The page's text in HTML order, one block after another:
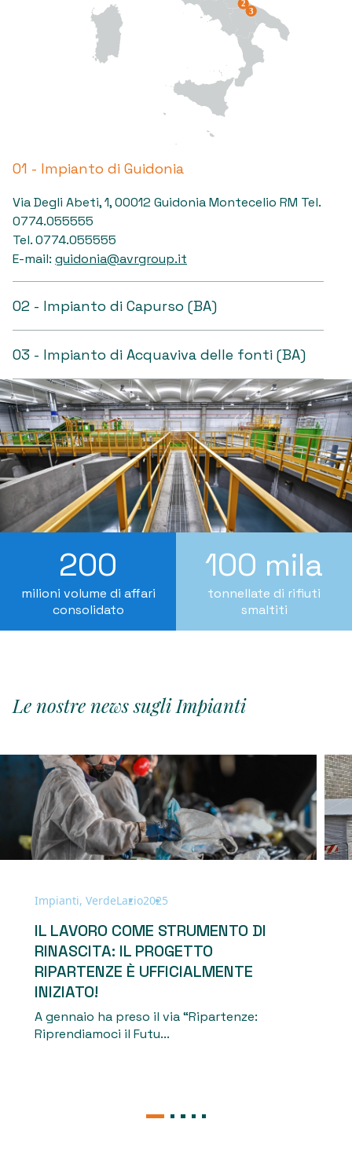
01 - Impianto di Guidonia
Via Degli Abeti, 1, 00012 Guidonia Montecelio RM Tel.
0774.055555
Tel. 0774.055555
E-mail: guidonia@avrgroup.it
02 - Impianto di Capurso (BA)
03 - Impianto di Acquaviva delle fonti (BA)
200
milioni volume di affari
consolidato
100 mila
tonnellate di rifiuti
smaltiti
Le nostre news sugli Impianti
Impianti, VerdeLazio2025
IL LAVORO COME STRUMENTO DI
RINASCITA: IL PROGETTO
RIPARTENZE È UFFICIALMENTE
INIZIATO!
A gennaio ha preso il via “Ripartenze:
Riprendiamoci il Futu...